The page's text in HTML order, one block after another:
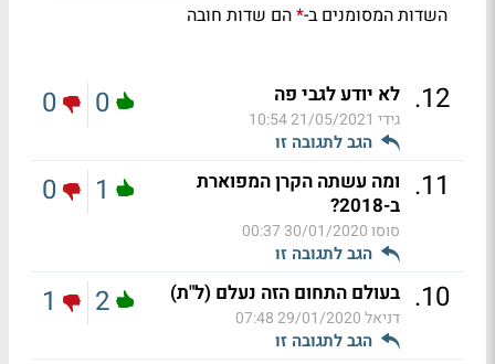
השדות המסומנים ב-*הם שדות חובה
12
. לא יודע לגבי פה
גידי 21/05/2021 10:54
הגב לתגובה זו
0
0
11
. ומה עשתה הקרן המפוארת
ב-2018?
סוסו30/01/2020 00:37
הגב לתגובה זו
1
0
10
. בעולם התחום הזה נעלם (ל"ת)
דניאל29/01/2020 07:48
הגב לתגובה זו
2
1